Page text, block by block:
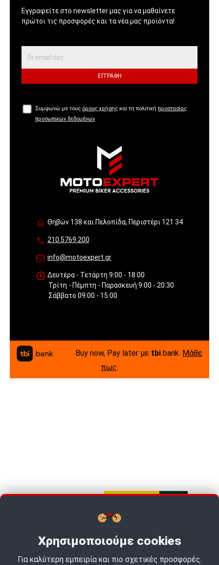
Εγγραφείτε στο newsletter μας για να μαθαίνετε
πρώτοι τις προσφορές και τα νέα μας προϊόντα!
ΕΓΓΡΑΦΉ
Συμφωνώ με τους όρους χρήσης και τη πολιτική προστασίας
προσωπικών δεδομένων
Θηβών 138 και Πελοπίδα, Περιστέρι 121 34
210.5769.200
info@motoexpert.gr
Δευτέρα - Τετάρτη 9:00 - 18:00
Τρίτη - Πέμπτη - Παρασκευή 9:00 - 20:30
Σάββατο 09:00 - 15:00
Buy now, Pay later με tbi bank. Μάθε
πως.
Χρησιμοποιούμε cookies
Για καλύτερη εμπειρία και πιο σχετικές προσφορές.